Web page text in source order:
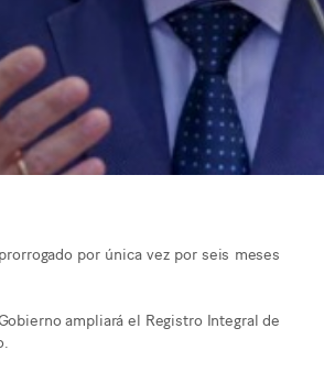
por única vez por seis meses
ampliará el Registro Integral de